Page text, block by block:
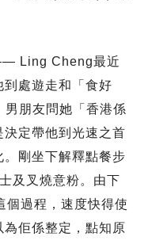
Ling Cheng最近
處遊走和「食好
朋友問她「香港係
定帶他到光速之首
。剛坐下解釋點餐步
及叉燒意粉。由下
個過程，速度快得使
佢係整定，點知原